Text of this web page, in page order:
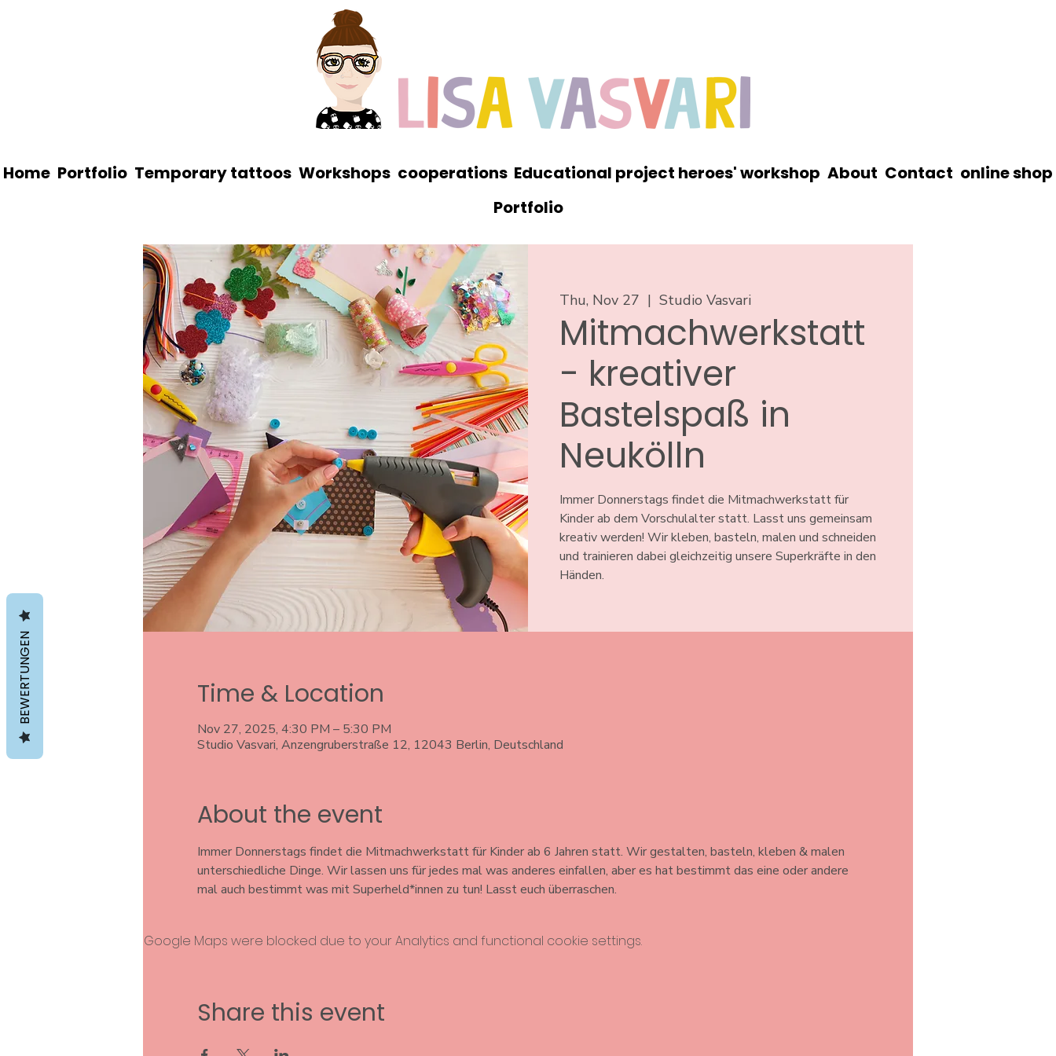
Home Portfolio Temporary tattoos Workshops cooperations Educational project heroes' workshop About Contact online shop
Portfolio
Thu, Nov 27
  |
Studio Vasvari
Mitmachwerkstatt
- kreativer
Bastelspaß in
Neukölln
Immer Donnerstags findet die Mitmachwerkstatt für
Kinder ab dem Vorschulalter statt. Lasst uns gemeinsam
kreativ werden! Wir kleben, basteln, malen und schneiden
und trainieren dabei gleichzeitig unsere Superkräfte in den
Händen.
Time & Location
Nov 27, 2025, 4:30 PM – 5:30 PM
Studio Vasvari, Anzengruberstraße 12, 12043 Berlin, Deutschland
About the event
Immer Donnerstags findet die Mitmachwerkstatt für Kinder ab 6 Jahren statt. Wir gestalten, basteln, kleben & malen
unterschiedliche Dinge. Wir lassen uns für jedes mal was anderes einfallen, aber es hat bestimmt das eine oder andere
mal auch bestimmt was mit Superheld*innen zu tun! Lasst euch überraschen.
Google Maps were blocked due to your Analytics and functional cookie settings.
Share this event
BEWERTUNGEN